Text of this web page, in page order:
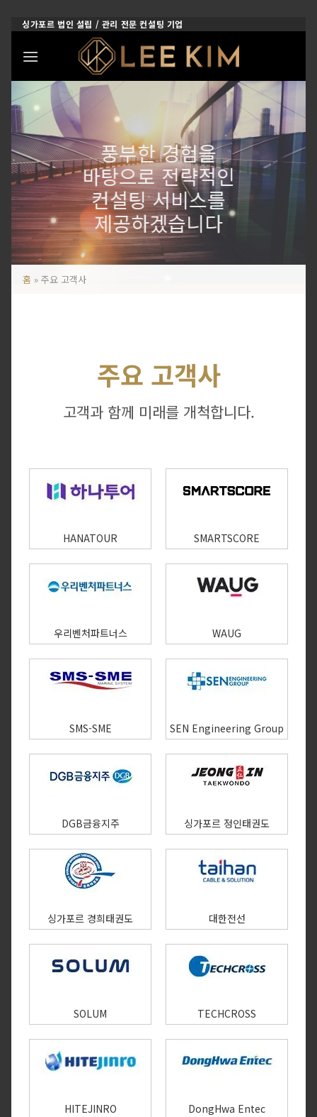
Skip
content
싱가포르 법인 설립 / 관리 전문 컨설팅 기업
풍부한 경험을
바탕으로 전략적인
컨설팅 서비스를
제공하겠습니다
홈 » 주요 고객사
주요 고객사
고객과 함께 미래를 개척합니다.
HANATOUR SMARTSCORE
우리벤처파트너스 WAUG
SMS-SME SEN Engineering Group
DGB금융지주 싱가포르 정인태권도
싱가포르 경희태권도 대한전선
SOLUM TECHCROSS
HITEJINRO DongHwa Entec